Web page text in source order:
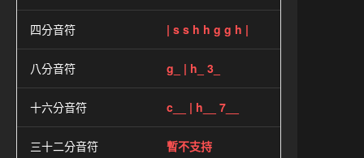
四分音符 | s s h h g g h |
八分音符 g_ | h_ 3_
十六分音符 c__ | h__ 7__
三十二分音符 暫不支持